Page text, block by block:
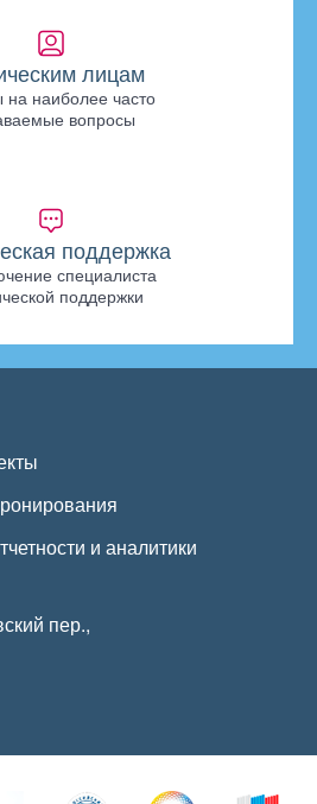
лицам
на наиболее часто
вопросы
поддержка
специалиста
поддержки
и аналитики
пер.,